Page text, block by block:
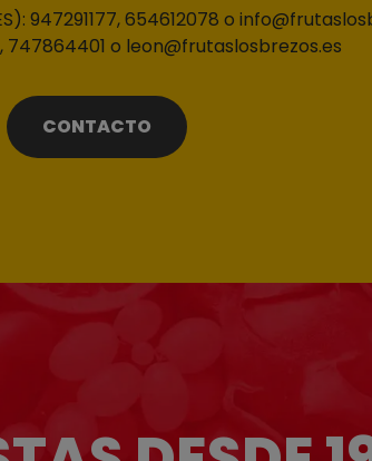
947291177, 654612078 o
747864401 o leon@frutaslosbrezos.es
CONTACTO